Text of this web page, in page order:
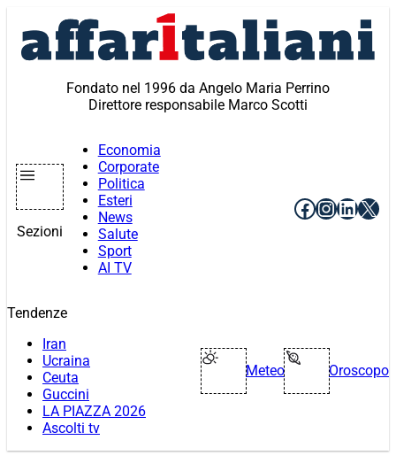
contenuto
Fondato nel 1996 da Angelo Maria Perrino
Direttore responsabile Marco Scotti
Sezioni
Economia
Corporate
Politica
Esteri
News
Salute
Sport
AI TV
Facebook
X
Tendenze
Iran
Ucraina
Ceuta
Guccini
LA PIAZZA 2026
Ascolti tv
Meteo Oroscopo